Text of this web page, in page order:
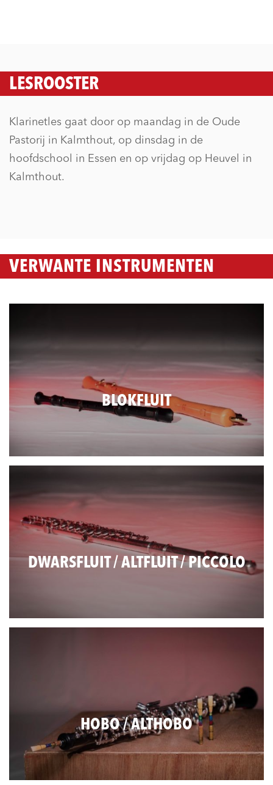
LESROOSTER
Klarinetles gaat door op maandag in de Oude
Pastorij in Kalmthout, op dinsdag in de
hoofdschool in Essen en op vrijdag op Heuvel in
Kalmthout.
VERWANTE INSTRUMENTEN
BLOKFLUIT
DWARSFLUIT / ALTFLUIT / PICCOLO
HOBO / ALTHOBO